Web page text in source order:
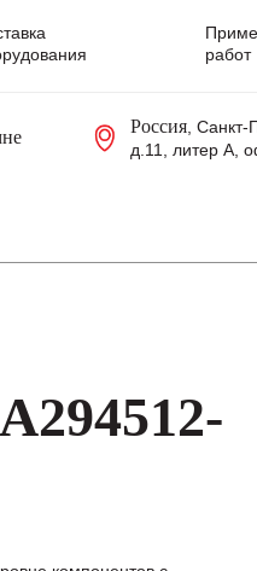
работ
Россия, Санкт-
д.11, литер А,